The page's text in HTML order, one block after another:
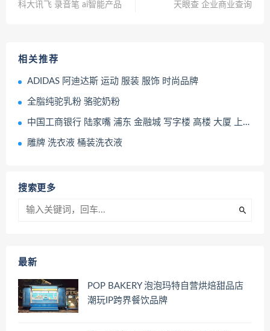
科大讯飞 录音笔 ai智能产品
天眼查 企业商业查询
相关推荐
ADIDAS 阿迪达斯 运动 服装 服饰 时尚品牌
全脂纯驼乳粉 骆驼奶粉
中国工商银行 陆家嘴 浦东 金融城 写字楼 高楼 大厦 上海 城市
雕牌 洗衣液 桶装洗衣液
搜索更多
最新
POP BAKERY 泡泡玛特自营烘焙甜品店
潮玩IP跨界餐饮品牌